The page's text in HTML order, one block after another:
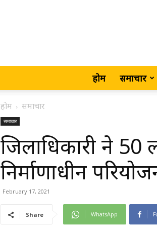
होम समाचार
होम समाचार
समाचार
जिलाधिकारी ने
निर्माणाधीन
February 17, 2021
Share WhatsApp